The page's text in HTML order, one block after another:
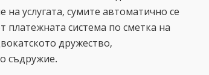
на услугата, сумите автоматично се
платежната система по сметка на
дружество,
съдружие.